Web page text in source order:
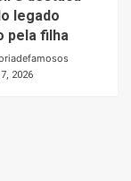
legado
pela filha
2026